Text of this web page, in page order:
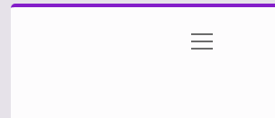
Gizlilik Politikası
menüyü
aç